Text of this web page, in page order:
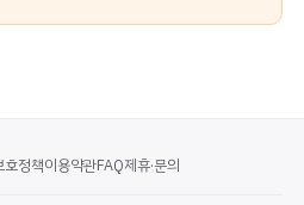
호정책이용약관FAQ제휴·문의